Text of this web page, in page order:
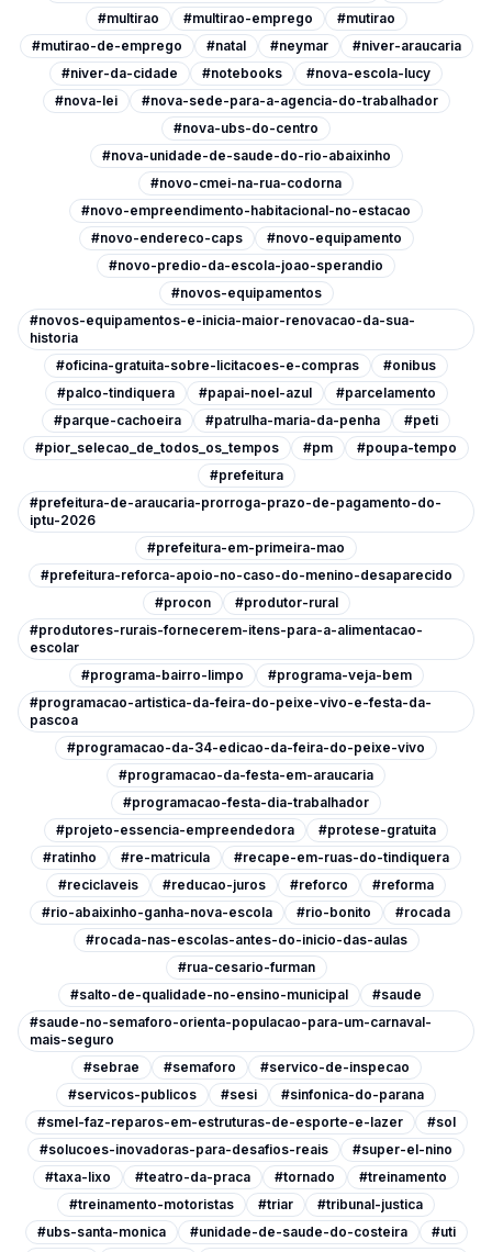
#multirao
#multirao-emprego
#mutirao
#mutirao-de-emprego
#natal #neymar
#niver-araucaria
#niver-da-cidade
#notebooks
#nova-escola-lucy
#nova-lei
#nova-sede-para-a-agencia-do-trabalhador
#nova-ubs-do-centro
#nova-unidade-de-saude-do-rio-abaixinho
#novo-cmei-na-rua-codorna
#novo-empreendimento-habitacional-no-estacao
#novo-endereco-caps
#novo-equipamento
#novo-predio-da-escola-joao-sperandio
#novos-equipamentos
#novos-equipamentos-e-inicia-maior-renovacao-da-sua-
historia
#oficina-gratuita-sobre-licitacoes-e-compras
#onibus
#palco-tindiquera
#papai-noel-azul
#parcelamento
#parque-cachoeira
#patrulha-maria-da-penha
#peti
#pior_selecao_de_todos_os_tempos
#pm
#poupa-tempo
#prefeitura
#prefeitura-de-araucaria-prorroga-prazo-de-pagamento-do-
iptu-2026
#prefeitura-em-primeira-mao
#prefeitura-reforca-apoio-no-caso-do-menino-desaparecido
#procon
#produtor-rural
#produtores-rurais-fornecerem-itens-para-a-alimentacao-
escolar
#programa-bairro-limpo
#programa-veja-bem
#programacao-artistica-da-feira-do-peixe-vivo-e-festa-da-
pascoa
#programacao-da-34-edicao-da-feira-do-peixe-vivo
#programacao-da-festa-em-araucaria
#programacao-festa-dia-trabalhador
#projeto-essencia-empreendedora
#protese-gratuita
#ratinho
#re-matricula
#recape-em-ruas-do-tindiquera
#reciclaveis
#reducao-juros #reforco
#reforma
#rio-abaixinho-ganha-nova-escola
#rio-bonito
#rocada
#rocada-nas-escolas-antes-do-inicio-das-aulas
#rua-cesario-furman
#salto-de-qualidade-no-ensino-municipal
#saude
#saude-no-semaforo-orienta-populacao-para-um-carnaval-
mais-seguro
#sebrae
#semaforo
#servico-de-inspecao
#servicos-publicos
#sesi
#sinfonica-do-parana
#smel-faz-reparos-em-estruturas-de-esporte-e-lazer
#sol
#solucoes-inovadoras-para-desafios-reais
#super-el-nino
#taxa-lixo
#teatro-da-praca #tornado
#treinamento
#treinamento-motoristas
#triar
#tribunal-justica
#ubs-santa-monica
#unidade-de-saude-do-costeira
#uti